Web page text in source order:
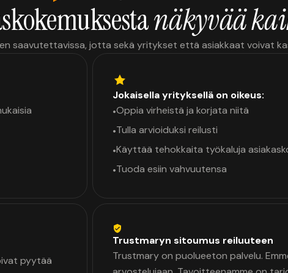
näkyvää
saavutettavissa, jotta sekä yritykset että asiakkaat voivat
Jokaisella yrityksellä on oikeus:
•Oppia virheistä ja korjata niitä
•Tulla arvioiduksi reilusti
•Käyttää tehokkaita työkaluja
•Tuoda esiin vahvuutensa
pyytää
Trustmaryn sitoumus reiluuteen
Trustmary on puolueeton palvelu.